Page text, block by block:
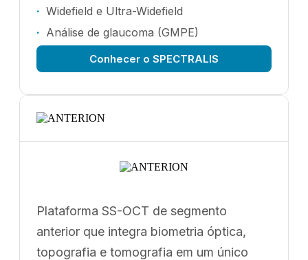
Widefield e Ultra-Widefield
Análise de glaucoma (GMPE)
Conhecer o SPECTRALIS
Plataforma SS-OCT de segmento
anterior que integra biometria óptica,
topografia e tomografia em um único